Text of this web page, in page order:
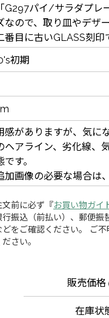
G297パイ/サラダプレ
なので、取り皿やデザ
目に古いGLASS刻印
初期
感がありますが、気に
ヘアライン、劣化線、
す。
加画像の必要な場合は
前に必ず『お買い物ガイ
振込（前払い）、郵便振
をご確認ください。 ご
さい。
販売価格
在庫状